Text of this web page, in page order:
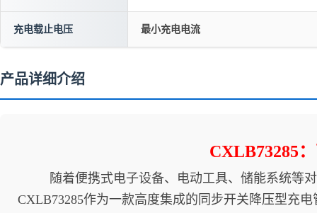
充电载止电压 最小充电电流
产品详细介绍
CXLB73285
随着便携式电子设备、电动工具、储能系统等对
CXLB73285作为一款高度集成的同步开关降压型充